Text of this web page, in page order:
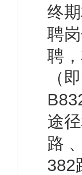
终
聘
聘
（
途
路
382